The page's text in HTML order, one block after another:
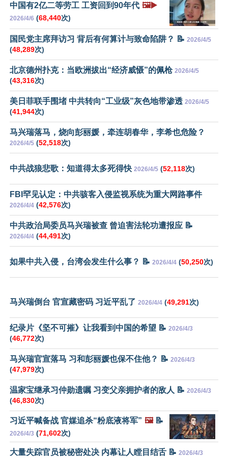
中国有2亿二等劳工 工资回到90年代 🖼️▶️
2026/4/6 (68,440次)
国民党主席拜访习 背后有何算计与致命陷阱？ 📝 2026/4/5
(48,289次)
北京德州扑克：当欧洲拔出“经济威慑”的佩枪 2026/4/5
(43,316次)
美日菲联手围堵 中共转向“工业级”灰色地带渗透 2026/4/5
(41,944次)
马兴瑞落马，烧向彭丽媛，牵连胡春华，李希也危险？
2026/4/5 (52,518次)
中共战狼悲歌：知道得太多死得快 2026/4/5 (52,118次)
FBI罕见认定：中共骇客入侵监视系统为重大网路事件
2026/4/4 (42,576次)
中共政治局委员马兴瑞被查 曾迫害法轮功遭报应 📝
2026/4/4 (44,491次)
如果中共入侵，台湾会发生什么事？ 📝 2026/4/4 (50,250次)
马兴瑞倒台 官宣藏密码 习近平乱了 2026/4/4 (49,291次)
纪录片《坚不可摧》让我看到中国的希望 📝 2026/4/3
(46,772次)
马兴瑞官宣落马 习和彭丽媛也保不住他？ 📝 2026/4/3
(47,979次)
温家宝继承习仲勋遗嘱 习变父亲拥护者的敌人 📝 2026/4/3
(46,830次)
习近平喊备战 官媒追杀“粉底液将军” 🖼️📝
2026/4/3 (71,602次)
大量失踪官员被秘密处决 内幕让人瞠目结舌 📝 2026/4/3